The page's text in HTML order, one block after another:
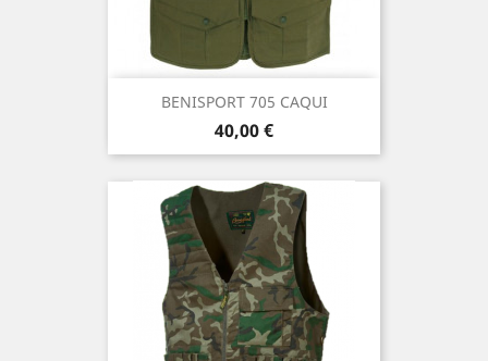
BENISPORT 705 CAQUI
Precio
40,00 €